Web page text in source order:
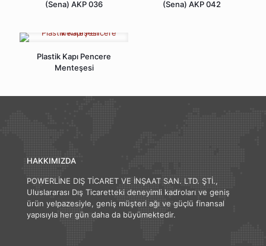
(Sena) AKP 036
(Sena) AKP 042
Plastik Kapı Pencere
Menteşesi
HAKKIMIZDA
POWERLİNE DIŞ TİCARET VE İNŞAAT SAN. LTD. ŞTİ.,
Uluslararası Dış Ticaretteki deneyimli kadroları ve geniş
ürün yelpazesiyle, geniş müşteri ağı ve güçlü finansal
yapısıyla her gün daha da büyümektedir.